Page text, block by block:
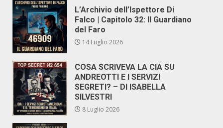
L’Archivio dell’Ispettore Di
Falco | Capitolo 32: Il Guardiano
del Faro
14 Luglio 2026
COSA SCRIVEVA LA CIA SU
ANDREOTTI E I SERVIZI
SEGRETI? – DI ISABELLA
SILVESTRI
8 Luglio 2026